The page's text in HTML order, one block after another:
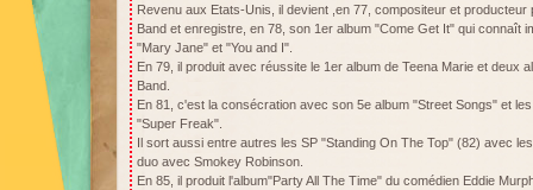
Revenu aux Etats-Unis, il devient ,en 77, compositeur et
Band et enregistre, en 78, son 1er album "Come Get It" qui connaît
"Mary Jane" et "You and I".
En 79, il produit avec réussite le 1er album de Teena Marie et deux
Band.
En 81, c'est la consécration avec son 5e album "Street Songs" et
"Super Freak".
Il sort aussi entre autres les SP "Standing On The Top" (82) avec
duo avec Smokey Robinson.
En 85, il produit l'album"Party All The Time" du comédien Eddie